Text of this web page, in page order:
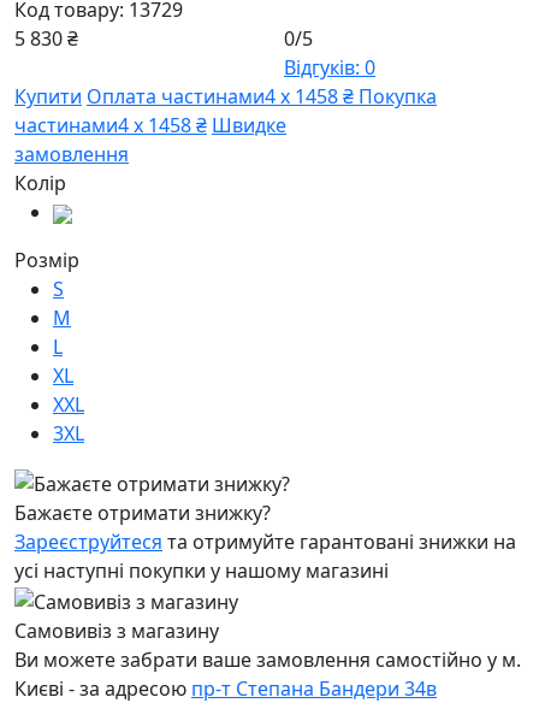
Код товару: 13729
5 830 ₴
0/5
Відгуків: 0
Купити Оплата частинами4 х 1458 ₴ Покупка
частинами4 х 1458 ₴ Швидке
замовлення
Колір
Розмір
S
M
L
XL
XXL
3XL
Бажаєте отримати знижку?
Зареєструйтеся та отримуйте гарантовані знижки на
усі наступні покупки у нашому магазині
Самовивіз з магазину
Ви можете забрати ваше замовлення самостійно у м.
Києві - за адресою пр-т Степана Бандери 34в